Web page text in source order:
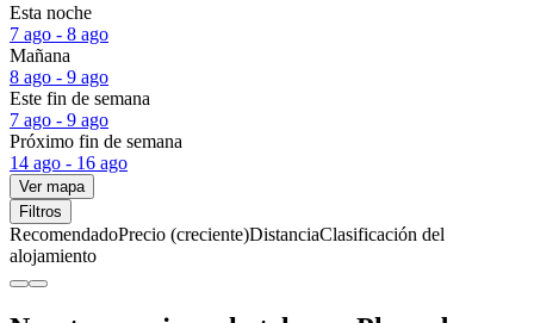
Esta noche
7 ago - 8 ago
Mañana
8 ago - 9 ago
Este fin de semana
7 ago - 9 ago
Próximo fin de semana
14 ago - 16 ago
Ver mapa
Filtros
RecomendadoPrecio (creciente)DistanciaClasificación del
alojamiento